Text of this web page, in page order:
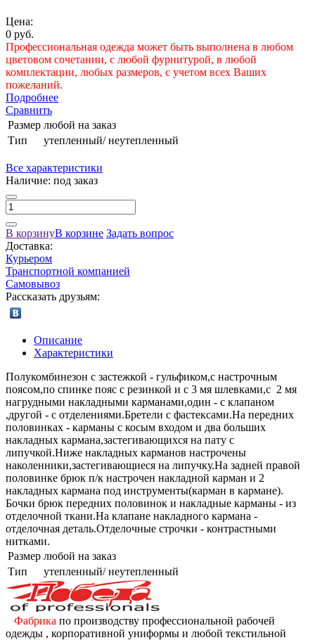
Цена:
0 руб.
Профессиональная одежда может быть выполнена в любом
цветовом сочетании, с любой фурнитурой, в любой
комплектации, любых размеров, с учетом всех Ваших
пожеланий.
Подробнее
Сравнить
Размер любой на заказ
Тип
утепленный/ неутепленный
Все характеристики
Наличие: под заказ
В корзинуВ корзине Задать вопрос
Доставка:
Курьером
Транспортной компанией
Самовывоз
Рассказать друзьям:
Описание
Характеристики
Полукомбинезон с застежкой - гульфиком,с настрочным
поясом,по спинке пояс с резинкой и с 3 мя шлевками,с 2 мя
нагрудными накладными карманами,один - с клапаном
,другой - с отделениями.Бретели с фастексами.На передних
половинках - карманы с косым входом и два больших
накладных кармана,застегивающихся на пату с
липучкой.Ниже накладных карманов настрочены
наколенники,застегивающиеся на липучку.На задней правой
половинке брюк п/к настрочен накладной карман и 2
накладных кармана под инструменты(карман в кармане).
Бочки брюк передних половинок и накладные карманы - из
отделочной ткани.На клапане накладного кармана -
отделочная деталь.Отделочные строчки - контрастными
нитками.
Размер любой на заказ
Тип
утепленный/ неутепленный
Фабрика по производству профессиональной рабочей
одежды , корпоративной униформы и любой текстильной